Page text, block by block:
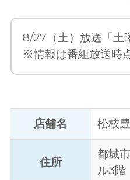
8/27（土）放送「土
※情報は番組放送時
店舗名 松枝
住所
都城
ル3階